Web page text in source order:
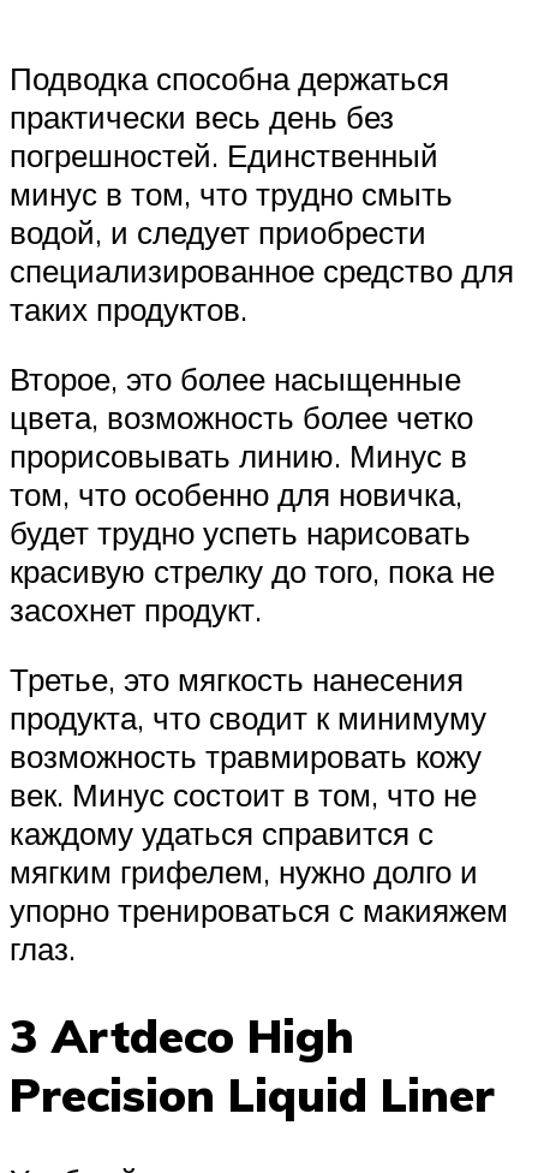
Подводка способна держаться
практически весь день без
погрешностей. Единственный
минус в том, что трудно смыть
водой, и следует приобрести
специализированное средство для
таких продуктов.
Второе, это более насыщенные
цвета, возможность более четко
прорисовывать линию. Минус в
том, что особенно для новичка,
будет трудно успеть нарисовать
красивую стрелку до того, пока не
засохнет продукт.
Третье, это мягкость нанесения
продукта, что сводит к минимуму
возможность травмировать кожу
век. Минус состоит в том, что не
каждому удаться справится с
мягким грифелем, нужно долго и
упорно тренироваться с макияжем
глаз.
3 Artdeco High
Precision Liquid Liner